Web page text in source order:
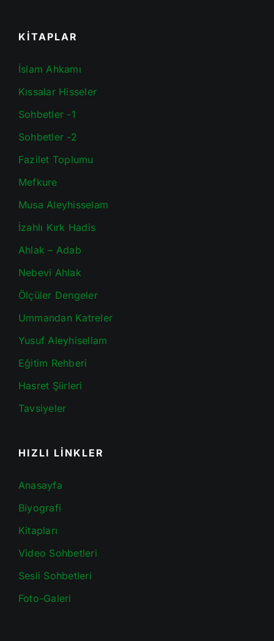
KİTAPLAR
İslam Ahkamı
Kıssalar Hisseler
Sohbetler -1
Sohbetler -2
Fazilet Toplumu
Mefkure
Musa Aleyhisselam
İzahlı Kırk Hadis
Ahlak – Adab
Nebevi Ahlak
Ölçüler Dengeler
Ummandan Katreler
Yusuf Aleyhisellam
Eğitim Rehberi
Hasret Şiirleri
Tavsiyeler
HIZLI LİNKLER
Anasayfa
Biyografi
Kitapları
Video Sohbetleri
Sesli Sohbetleri
Foto-Galeri